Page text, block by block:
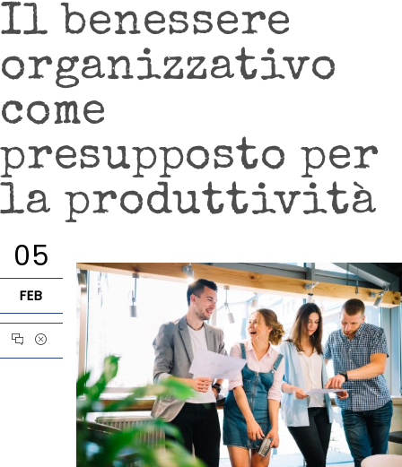
Il benessere
organizzativo
come
presupposto per
la produttività
05
FEB